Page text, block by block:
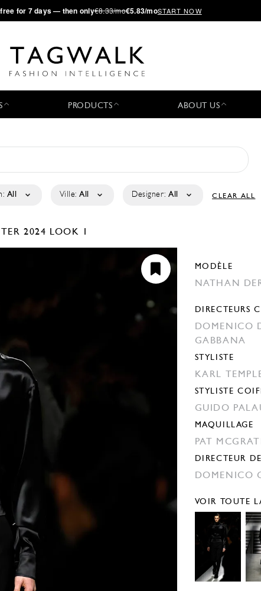
free for 7 days — then only€8.33/mo€5.83/moSTART NOW
PRODUCTS ABOUT US
All Ville: All Designer: All CLEAR ALL
2024 LOOK 1
MODÈLE
NATHAN
DIRECTEURS
DOMENICO
GABBANA
STYLISTE
KARL
STYLISTE
GUIDO
MAQUILLAGE
PAT
DIRECTEUR
DOMENICO
VOIR TOUTE